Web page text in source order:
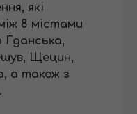
які
8 містами
Щецин,
а також з